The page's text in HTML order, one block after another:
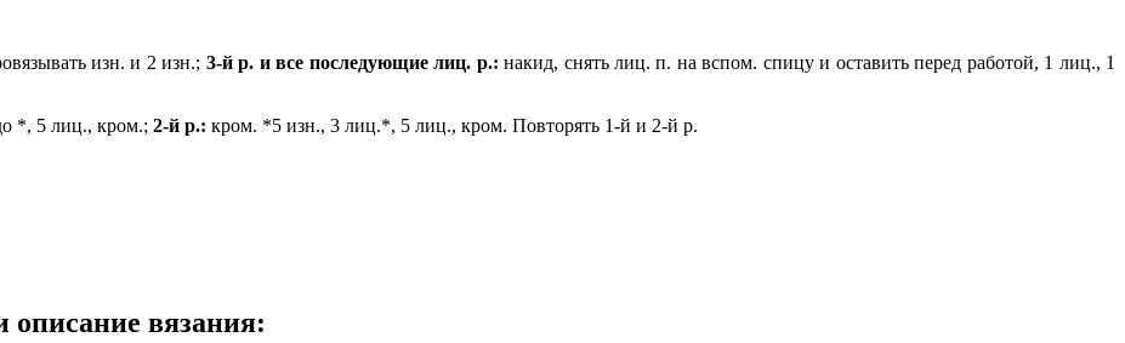
изн. и 2 изн.; 3-й р. и все последующие лиц. р.: накид, снять лиц. п. на вспом. спицу и оставить перед работой, 1 лиц., 1
*, 5 лиц., кром.; 2-й р.: кром. *5 изн., 3 лиц.*, 5 лиц., кром. Повторять 1-й и 2-й р.
описание вязания: